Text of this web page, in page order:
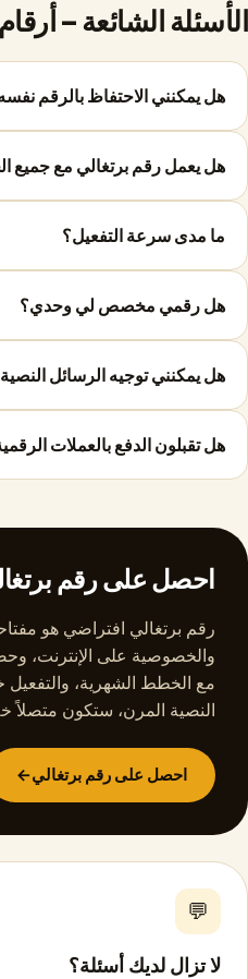
الأسئلة الشائعة –
هل يمكنني الاحتفاظ بالرقم
هل يعمل رقم برتغالي مع جميع
ما مدى سرعة التفعيل؟
هل رقمي مخصص لي وحدي؟
هل يمكنني توجيه الرسائل
هل تقبلون الدفع بالعملات
احصل على رقم
رقم برتغالي افتراضي هو
والخصوصية على الإنترنت،
مع الخطط الشهرية، والتفعيل
النصية المرن، ستكون متصلاً
احصل على رقم برتغالي→
💬
لا تزال لديك أسئلة؟